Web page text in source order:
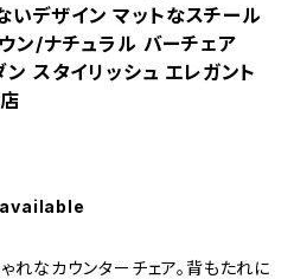
いデザイン マットなスチール
ン/ナチュラル バーチェア
スタイリッシュ エレガント
れなカウンターチェア。背もたれに